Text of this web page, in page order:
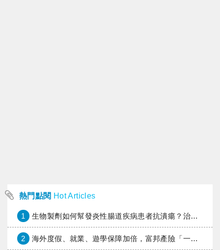
熱門點閱 Hot Articles
1 生物製劑如何幫發炎性腸道疾病患者抗潰瘍？治療進展與健保給付困境一次看
2 海外度假、就業、遊學保障加倍，富邦產險「一期逐夢」專案加碼遠距醫療與緊急救援